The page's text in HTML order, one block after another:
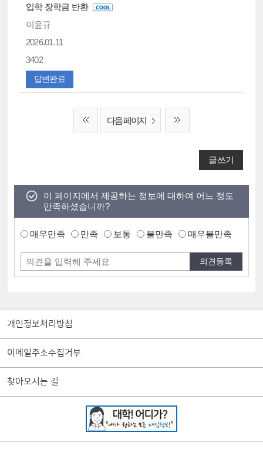
입학 장학금 반환
이윤규
2026.01.11
3402
답변완료
다음 페이지
글쓰기
이 페이지에서 제공하는 정보에 대하여 어느 정도
만족하셨습니까?
매우만족 만족 보통 불만족 매우불만족
개인정보처리방침
이메일주소수집거부
찾아오시는 길